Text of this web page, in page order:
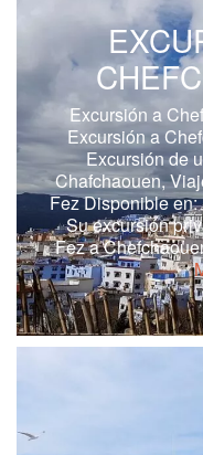
Excursión a
Excursión a
Excursión de
Chafchaouen,
Fez Disponible
Su excursión
Fez a